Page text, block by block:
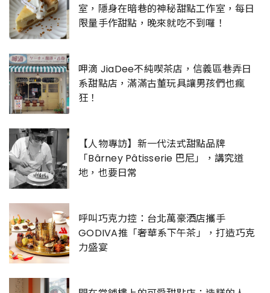
室，隱身在暗巷的神秘甜點工作室，每日
限量手作甜點，晚來就吃不到囉！
呷滴 JiaDee不純喫茶店，信義區巷弄日
系甜點店，滿滿古董玩具讓男孩們也瘋
狂！
【人物專訪】新一代法式甜點品牌
「Bârney Pâtisserie 巴尼」，講究道
地，也要日常
呼叫巧克力控：台北萬豪酒店攜手
GODIVA推「奢華系下午茶」，打造巧克
力盛宴